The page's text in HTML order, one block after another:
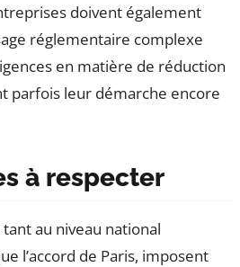
doivent également
réglementaire complexe
en matière de réduction
parfois leur démarche encore
à respecter
au niveau national
l’accord de Paris, imposent